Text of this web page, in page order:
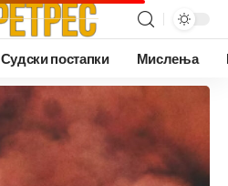
Судски постапки Мислења